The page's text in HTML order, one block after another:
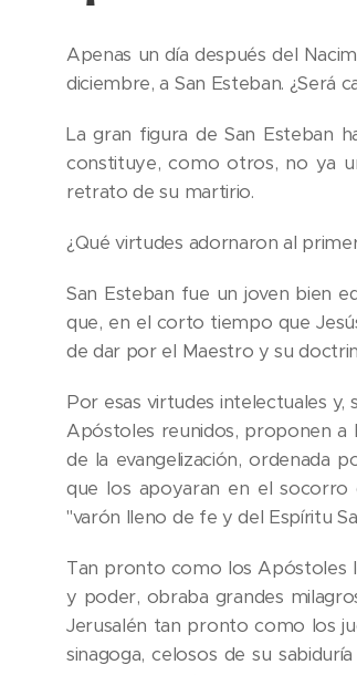
Apenas un día después del
diciembre, a San Esteban. ¿Será
La gran figura de San Esteban
constituye, como otros, no ya
retrato de su martirio.
¿Qué virtudes adornaron al
San Esteban fue un joven bien
que, en el corto tiempo que
de dar por el Maestro y su
Por esas virtudes intelectuales
Apóstoles reunidos, proponen a
de la evangelización, ordenada
que los apoyaran en el
"varón lleno de fe y del Espíritu
Tan pronto como los Apóstoles
y poder, obraba grandes
Jerusalén tan pronto como los
sinagoga, celosos de su